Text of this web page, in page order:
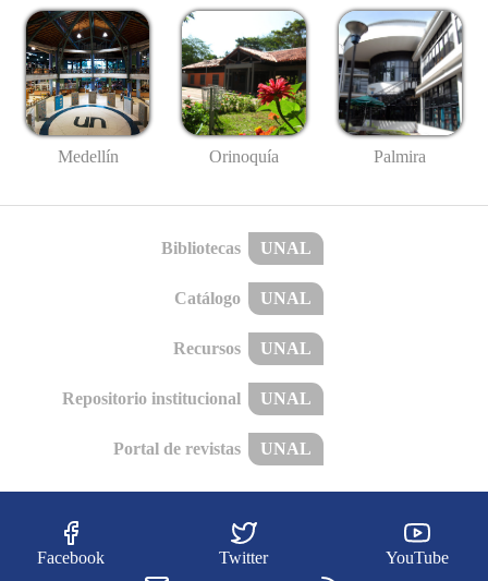
Medellín Orinoquía Palmira
Bibliotecas UNAL
Catálogo UNAL
Recursos UNAL
Repositorio institucional UNAL
Portal de revistas UNAL
Facebook Twitter YouTube